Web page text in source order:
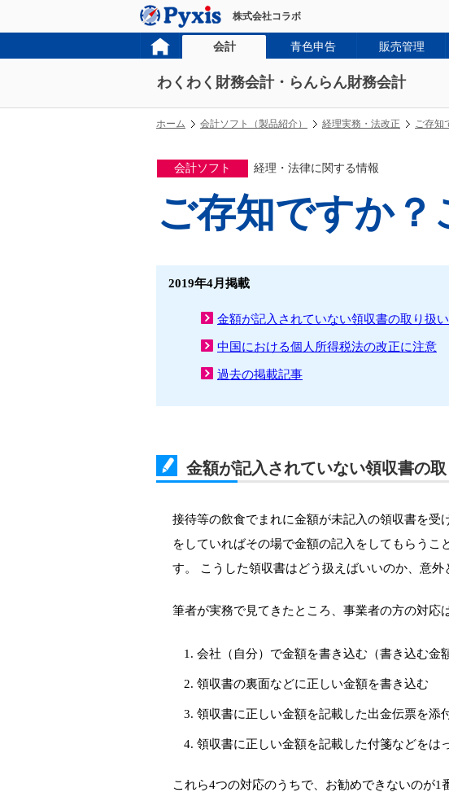
株式会社コラボ
会計 青色申告 販売管理
わくわく財務会計・らんらん財務会計
ホーム 会計ソフト（製品紹介） 経理実務・法改正 ご存知
会計ソフト 経理・法律に関する情報
ご存知ですか？
2019年4月掲載
金額が記入されていない領収書の取り扱い
中国における個人所得税法の改正に注意
過去の掲載記事
金額が記入されていない領収書の
接待等の飲食でまれに金額が未記入の領収書を受
をしていればその場で金額の記入をしてもらうこ
す。 こうした領収書はどう扱えばいいのか、意外
筆者が実務で見てきたところ、事業者の方の対応
会社（自分）で金額を書き込む（書き込む金
領収書の裏面などに正しい金額を書き込む
領収書に正しい金額を記載した出金伝票を添
領収書に正しい金額を記載した付箋などをは
これら4つの対応のうちで、お勧めできないのが1